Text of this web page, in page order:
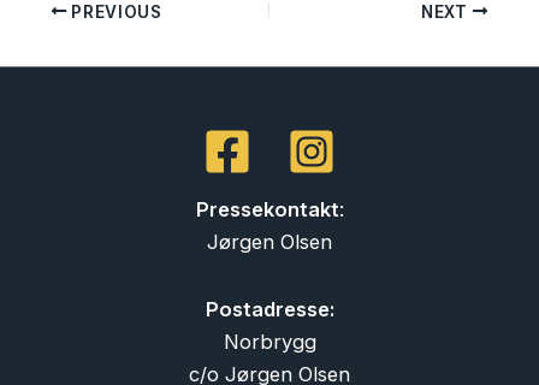
PREVIOUS NEXT
Pressekontakt:
Jørgen Olsen
Postadresse:
Norbrygg
c/o Jørgen Olsen